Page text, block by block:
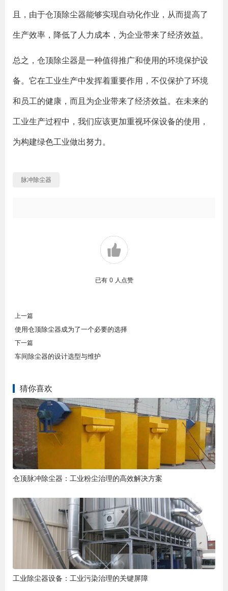
且，由于仓顶除尘器能够实现自动化作业，从而提高了
生产效率，降低了人力成本，为企业带来了经济效益。
总之，仓顶除尘器是一种值得推广和使用的环境保护设
备。它在工业生产中发挥着重要作用，不仅保护了环境
和员工的健康，而且为企业带来了经济效益。在未来的
工业生产过程中，我们应该更加重视环保设备的使用，
为构建绿色工业做出努力。
脉冲除尘器
已有 0 人点赞
上一篇
使用仓顶除尘器成为了一个必要的选择
下一篇
车间除尘器的设计选型与维护
猜你喜欢
仓顶脉冲除尘器：工业粉尘治理的高效解决方案
工业除尘器设备：工业污染治理的关键屏障